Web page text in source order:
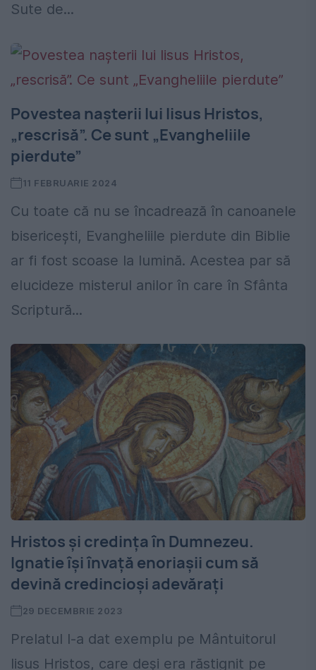
Sute de...
Povestea nașterii lui Iisus Hristos,
„rescrisă”. Ce sunt „Evangheliile
pierdute”
11 FEBRUARIE 2024
Cu toate că nu se încadrează în canoanele
bisericești, Evangheliile pierdute din Biblie
ar fi fost scoase la lumină. Acestea par să
elucideze misterul anilor în care în Sfânta
Scriptură...
Hristos și credința în Dumnezeu.
Ignatie își învață enoriașii cum să
devină credincioși adevărați
29 DECEMBRIE 2023
Prelatul l-a dat exemplu pe Mântuitorul
Iisus Hristos, care deși era răstignit pe